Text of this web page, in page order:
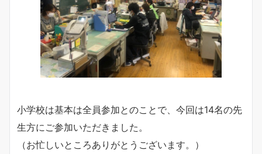
小学校は基本は全員参加とのことで、今回は14名の先
生方にご参加いただきました。
（お忙しいところありがとうございます。）